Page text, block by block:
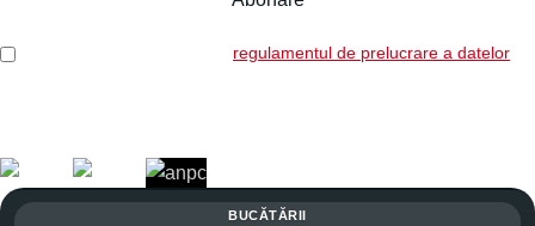
regulamentul de prelucrare a datelor
BUCĂTĂRII